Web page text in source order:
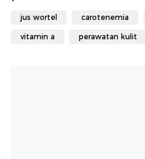
jus wortel carotenemia
vitamin a perawatan kulit